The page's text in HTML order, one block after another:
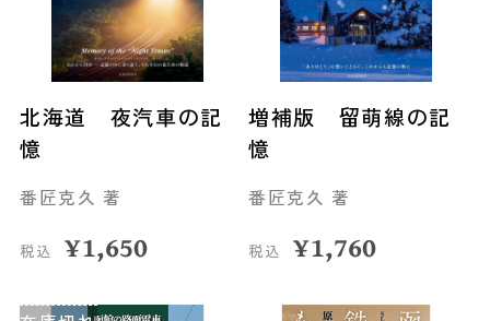
北海道 夜汽車の記
憶
番匠克久 著
税込 ¥1,650
増補版 留萌線の記
憶
番匠克久 著
税込 ¥1,760